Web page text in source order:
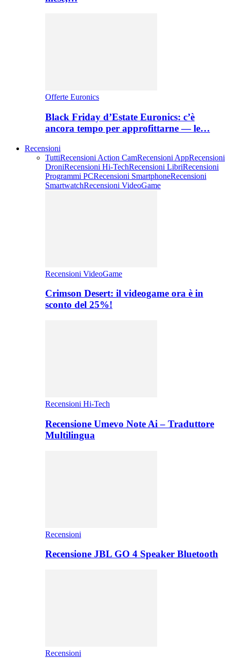
Offerte Euronics
Black Friday d’Estate Euronics: c’è
ancora tempo per approfittarne — le…
Recensioni
TuttiRecensioni Action CamRecensioni AppRecensioni
DroniRecensioni Hi-TechRecensioni LibriRecensioni
Programmi PCRecensioni SmartphoneRecensioni
SmartwatchRecensioni VideoGame
Recensioni VideoGame
Crimson Desert: il videogame ora è in
sconto del 25%!
Recensioni Hi-Tech
Recensione Umevo Note Ai – Traduttore
Multilingua
Recensioni
Recensione JBL GO 4 Speaker Bluetooth
Recensioni